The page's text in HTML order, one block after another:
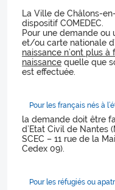
La Ville de Châlons-
dispositif COMEDEC.
Pour une demande
et/ou carte nationale
naissance n’ont plus
naissance quelle que
est effectuée.
Pour les français nés à
la demande doit être
d’Etat Civil de Nantes
SCEC – 11 rue de la
Cedex 09).
Pour les réfugiés ou